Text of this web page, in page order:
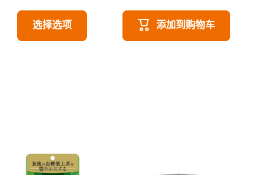
选择选项 添加到购物车